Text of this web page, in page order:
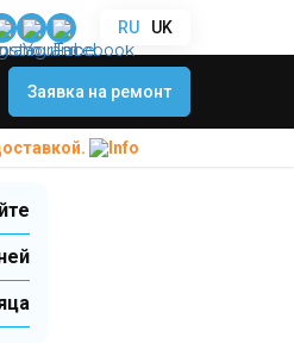
RU UK
Заявка на ремонт